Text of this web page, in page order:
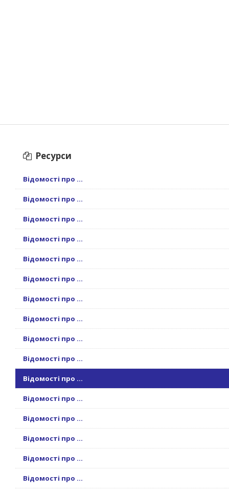
Ресурси
Відомості про ...
Відомості про ...
Відомості про ...
Відомості про ...
Відомості про ...
Відомості про ...
Відомості про ...
Відомості про ...
Відомості про ...
Відомості про ...
Відомості про ...
Відомості про ...
Відомості про ...
Відомості про ...
Відомості про ...
Відомості про ...